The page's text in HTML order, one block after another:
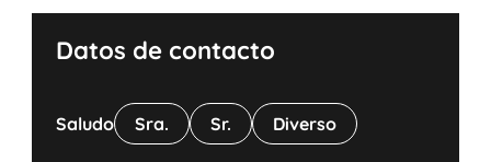
Datos de contacto
Saludo Sra. Sr. Diverso